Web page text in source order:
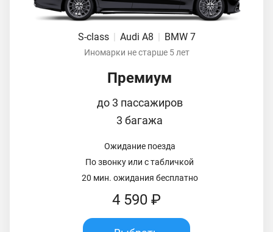
S-class | Audi A8 | BMW 7
Иномарки не старше 5 лет
Премиум
до 3 пассажиров
3 багажа
Ожидание поезда
По звонку или с табличкой
20 мин. ожидания бесплатно
4 590 ₽